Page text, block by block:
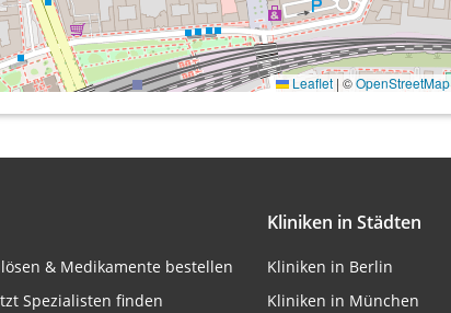
Leaflet | ©OpenStreetMap
& Medikamente bestellen
Spezialisten finden
Kliniken in Städten
Kliniken in Berlin
Kliniken in München